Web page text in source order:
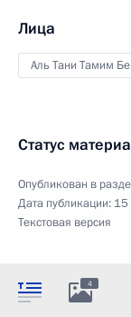
Лица
Аль Тани Тамим
Статус
Опубликован в
Дата публикации: 15
Текстовая версия
4